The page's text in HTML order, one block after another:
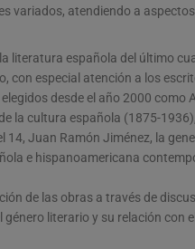
variados, atendiendo a
literatura española del último
con especial atención a los
desde el año 2000 como
la cultura española (1875-
14, Juan Ramón Jiménez, la
e hispanoamericana
de las obras a través de
literario y su relación con